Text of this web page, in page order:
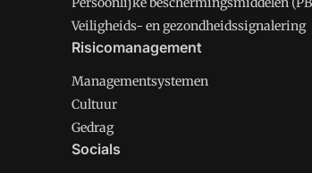
Veiligheids- en gezondheidssignalering
Risicomanagement
Managementsystemen
Cultuur
Gedrag
Socials